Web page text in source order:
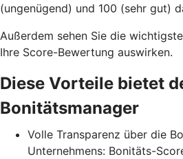
(ungenügend) und 100 (sehr gut)
Außerdem sehen Sie die
Ihre Score-Bewertung auswirken.
Diese Vorteile bietet
Bonitätsmanager
Volle Transparenz über die
Unternehmens: Bonitäts-